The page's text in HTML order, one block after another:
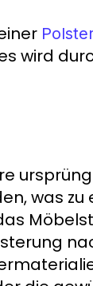
wird
was zu